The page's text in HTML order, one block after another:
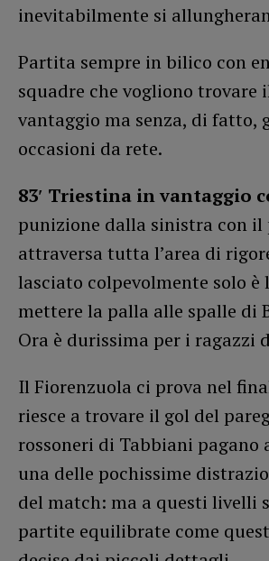
inevitabilmente si
Partita sempre in bilico con
squadre che vogliono trovare
vantaggio ma senza, di fatto,
occasioni da rete.
83′ Triestina in vantaggio
punizione dalla sinistra con il
attraversa tutta l’area di
lasciato colpevolmente solo è
mettere la palla alle spalle di
Ora è durissima per i ragazzi
Il Fiorenzuola ci prova nel
riesce a trovare il gol del
rossoneri di Tabbiani pagano
una delle pochissime
del match: ma a questi livelli
partite equilibrate come